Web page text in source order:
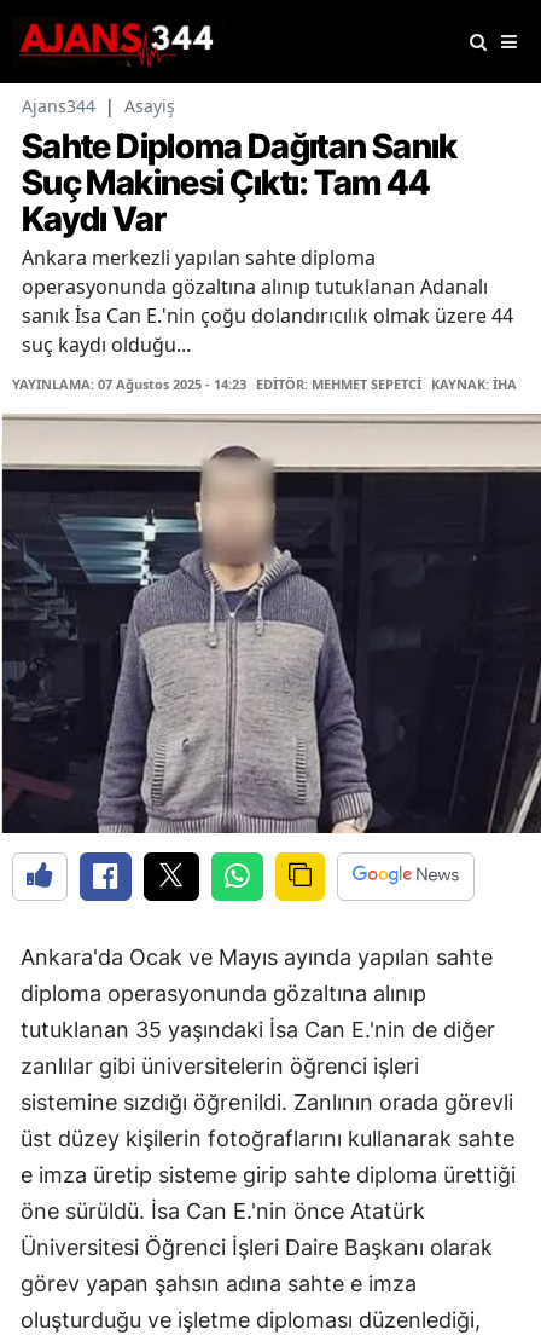
Ajans344 | Asayiş
Sahte Diploma Dağıtan Sanık
Suç Makinesi Çıktı: Tam 44
Kaydı Var
Ankara merkezli yapılan sahte diploma
operasyonunda gözaltına alınıp tutuklanan Adanalı
sanık İsa Can E.'nin çoğu dolandırıcılık olmak üzere 44
suç kaydı olduğu...
YAYINLAMA: 07 Ağustos 2025 - 14:23 EDİTÖR: MEHMET SEPETCİ KAYNAK: İHA
Ankara'da Ocak ve Mayıs ayında yapılan sahte
diploma operasyonunda gözaltına alınıp
tutuklanan 35 yaşındaki İsa Can E.'nin de diğer
zanlılar gibi üniversitelerin öğrenci işleri
sistemine sızdığı öğrenildi. Zanlının orada görevli
üst düzey kişilerin fotoğraflarını kullanarak sahte
e imza üretip sisteme girip sahte diploma ürettiği
öne sürüldü. İsa Can E.'nin önce Atatürk
Üniversitesi Öğrenci İşleri Daire Başkanı olarak
görev yapan şahsın adına sahte e imza
oluşturduğu ve işletme diploması düzenlediği,